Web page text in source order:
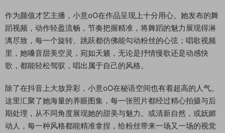
作为颜值才艺主播，小意oO在作品呈现上十分用心。她发布的舞
蹈视频，动作轻盈流畅，节奏把握精准，将舞蹈的魅力展现得淋
漓尽致，每一个旋转、跳跃都仿佛能勾动粉丝的心弦；唱歌视频
里，她嗓音甜美空灵，宛如天籁，无论是抒情慢歌还是动感快
歌，都能轻松驾驭，唱出属于自己的风格。
除了在抖音上大放异彩，小意oO在秘语空间也有着超高的人气。
这里汇聚了她海量的养眼图集，每一张照片都经过精心拍摄与后
期处理，从不同角度展现她的甜美与魅力。或清新自然，或妩媚
动人，每一种风格都能精准拿捏，给粉丝带来一场又一场的视觉